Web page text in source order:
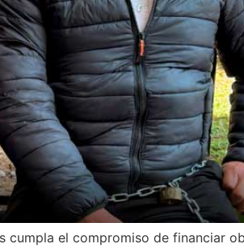
el compromiso de financiar